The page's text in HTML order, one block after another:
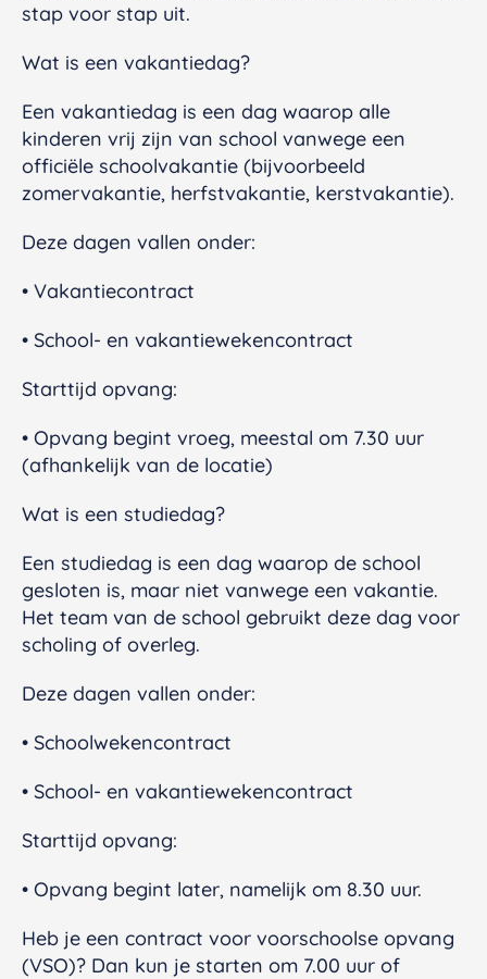
stap voor stap uit.
Wat is een vakantiedag?
Een vakantiedag is een dag waarop alle
kinderen vrij zijn van school vanwege een
officiële schoolvakantie (bijvoorbeeld
zomervakantie, herfstvakantie, kerstvakantie).
Deze dagen vallen onder:
• Vakantiecontract
• School- en vakantiewekencontract
Starttijd opvang:
• Opvang begint vroeg, meestal om 7.30 uur
(afhankelijk van de locatie)
Wat is een studiedag?
Een studiedag is een dag waarop de school
gesloten is, maar niet vanwege een vakantie.
Het team van de school gebruikt deze dag voor
scholing of overleg.
Deze dagen vallen onder:
• Schoolwekencontract
• School- en vakantiewekencontract
Starttijd opvang:
• Opvang begint later, namelijk om 8.30 uur.
Heb je een contract voor voorschoolse opvang
(VSO)? Dan kun je starten om 7.00 uur of